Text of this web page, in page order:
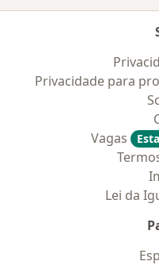
Privacidade para
Vagas
Lei da